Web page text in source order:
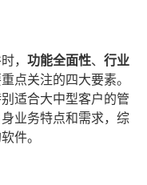
， 功能全面性、 行业
点关注的四大要素。
适合大中型客户的管
业务特点和需求，综
件。